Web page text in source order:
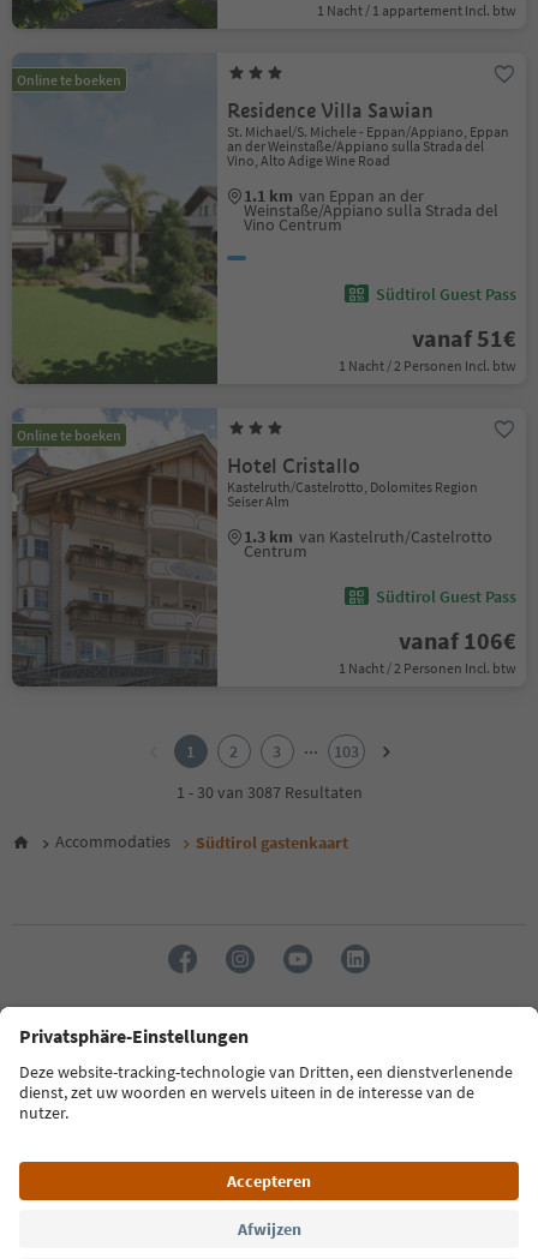
1 Nacht / 1 appartement Incl. btw
Online te boeken
Residence Villa Sawian
St. Michael/S. Michele - Eppan/Appiano, Eppan
an der Weinstaße/Appiano sulla Strada del
Vino, Alto Adige Wine Road
1.1 km van Eppan an der
Weinstaße/Appiano sulla Strada del
Vino Centrum
Südtirol Guest Pass
vanaf 51€
1 Nacht / 2 Personen Incl. btw
Online te boeken
Hotel Cristallo
Kastelruth/Castelrotto, Dolomites Region
Seiser Alm
1.3 km van Kastelruth/Castelrotto
Centrum
Südtirol Guest Pass
vanaf 106€
1 Nacht / 2 Personen Incl. btw
6
13
14
16
17
18
20
21
1 2 3 ...
103
1 - 30 van 3087 Resultaten
Accommodaties Südtirol gastenkaart
Taal: Nederlands
FAQ Contactgegevens Pers MICE
Privacybeleid
Toegankelijkheid
© 2026 IDM Südtirol